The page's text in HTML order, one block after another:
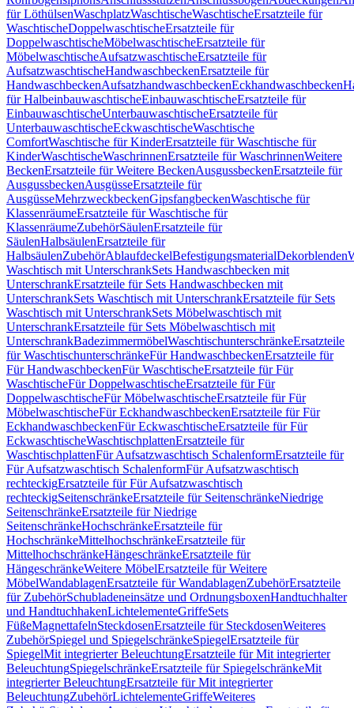
für LöthülsenWaschplatzWaschtischeWaschtischeErsatzteile für
WaschtischeDoppelwaschtischeErsatzteile für
DoppelwaschtischeMöbelwaschtischeErsatzteile für
MöbelwaschtischeAufsatzwaschtischeErsatzteile für
AufsatzwaschtischeHandwaschbeckenErsatzteile für
HandwaschbeckenAufsatzhandwaschbeckenEckhandwaschbecken
für HalbeinbauwaschtischeEinbauwaschtischeErsatzteile für
EinbauwaschtischeUnterbauwaschtischeErsatzteile für
UnterbauwaschtischeEckwaschtischeWaschtische
ComfortWaschtische für KinderErsatzteile für Waschtische für
KinderWaschtischeWaschrinnenErsatzteile für WaschrinnenWeitere
BeckenErsatzteile für Weitere BeckenAusgussbeckenErsatzteile für
AusgussbeckenAusgüsseErsatzteile für
AusgüsseMehrzweckbeckenGipsfangbeckenWaschtische für
KlassenräumeErsatzteile für Waschtische für
KlassenräumeZubehörSäulenErsatzteile für
SäulenHalbsäulenErsatzteile für
HalbsäulenZubehörAblaufdeckelBefestigungsmaterialDekorblenden
Waschtisch mit UnterschrankSets Handwaschbecken mit
UnterschrankErsatzteile für Sets Handwaschbecken mit
UnterschrankSets Waschtisch mit UnterschrankErsatzteile für Sets
Waschtisch mit UnterschrankSets Möbelwaschtisch mit
UnterschrankErsatzteile für Sets Möbelwaschtisch mit
UnterschrankBadezimmermöbelWaschtischunterschränkeErsatzteile
für WaschtischunterschränkeFür HandwaschbeckenErsatzteile für
Für HandwaschbeckenFür WaschtischeErsatzteile für Für
WaschtischeFür DoppelwaschtischeErsatzteile für Für
DoppelwaschtischeFür MöbelwaschtischeErsatzteile für Für
MöbelwaschtischeFür EckhandwaschbeckenErsatzteile für Für
EckhandwaschbeckenFür EckwaschtischeErsatzteile für Für
EckwaschtischeWaschtischplattenErsatzteile für
WaschtischplattenFür Aufsatzwaschtisch SchalenformErsatzteile für
Für Aufsatzwaschtisch SchalenformFür Aufsatzwaschtisch
rechteckigErsatzteile für Für Aufsatzwaschtisch
rechteckigSeitenschränkeErsatzteile für SeitenschränkeNiedrige
SeitenschränkeErsatzteile für Niedrige
SeitenschränkeHochschränkeErsatzteile für
HochschränkeMittelhochschränkeErsatzteile für
MittelhochschränkeHängeschränkeErsatzteile für
HängeschränkeWeitere MöbelErsatzteile für Weitere
MöbelWandablagenErsatzteile für WandablagenZubehörErsatzteile
für ZubehörSchubladeneinsätze und OrdnungsboxenHandtuchhalter
und HandtuchhakenLichtelementeGriffeSets
FüßeMagnettafelnSteckdosenErsatzteile für SteckdosenWeiteres
ZubehörSpiegel und SpiegelschränkeSpiegelErsatzteile für
SpiegelMit integrierter BeleuchtungErsatzteile für Mit integrierter
BeleuchtungSpiegelschränkeErsatzteile für SpiegelschränkeMit
integrierter BeleuchtungErsatzteile für Mit integrierter
BeleuchtungZubehörLichtelementeGriffeWeiteres